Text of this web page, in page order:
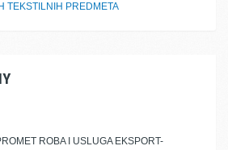
TEKSTILNIH PREDMETA
ROBA I USLUGA EKSPORT-